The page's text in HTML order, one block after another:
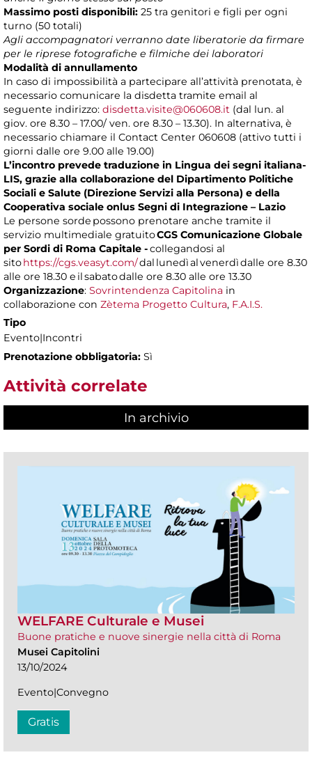
Massimo posti disponibili: 25 tra genitori e figli per ogni
turno (50 totali)
Agli accompagnatori verranno date liberatorie da firmare
per le riprese fotografiche e filmiche dei laboratori
Modalità di annullamento
In caso di impossibilità a partecipare all’attività prenotata, è
necessario comunicare la disdetta tramite email al
seguente indirizzo: disdetta.visite@060608.it (dal lun. al
giov. ore 8.30 – 17.00/ ven. ore 8.30 – 13.30). In alternativa, è
necessario chiamare il Contact Center 060608 (attivo tutti i
giorni dalle ore 9.00 alle 19.00)
L’incontro prevede traduzione in Lingua dei segni italiana-
LIS, grazie alla collaborazione del Dipartimento Politiche
Sociali e Salute (Direzione Servizi alla Persona) e della
Cooperativa sociale onlus Segni di Integrazione – Lazio
Le persone sorde possono prenotare anche tramite il
servizio multimediale gratuitoCGS Comunicazione Globale
per Sordi di Roma Capitale -collegandosi al
sitohttps://cgs.veasyt.com/dal lunedì al venerdì dalle ore 8.30
alle ore 18.30 e il sabato dalle ore 8.30 alle ore 13.30
Organizzazione: Sovrintendenza Capitolina in
collaborazione con Zètema Progetto Cultura, F.A.I.S.
Tipo
Evento|Incontri
Prenotazione obbligatoria: Sì
Attività correlate
In archivio
WELFARE Culturale e Musei
Buone pratiche e nuove sinergie nella città di Roma
Musei Capitolini
13/10/2024
Evento|Convegno
Gratis